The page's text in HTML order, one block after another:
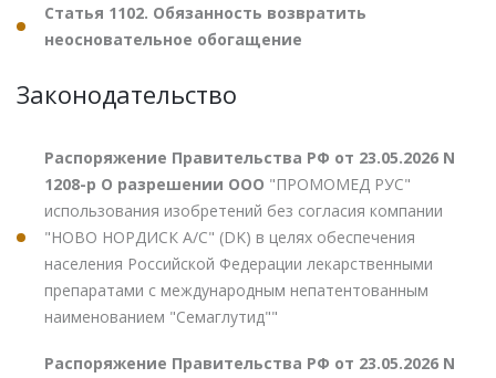
Статья 1102. Обязанность возвратить
неосновательное обогащение
Законодательство
Распоряжение Правительства РФ от 23.05.2026 N
1208-р О разрешении ООО "ПРОМОМЕД РУС"
использования изобретений без согласия компании
"НОВО НОРДИСК А/С" (DK) в целях обеспечения
населения Российской Федерации лекарственными
препаратами с международным непатентованным
наименованием "Семаглутид""
Распоряжение Правительства РФ от 23.05.2026 N